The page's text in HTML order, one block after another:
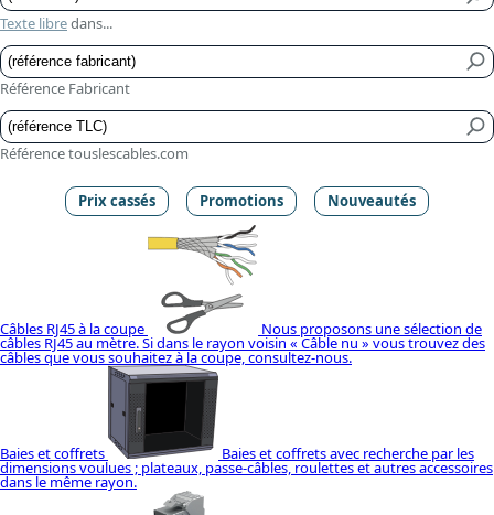
Texte libredans...
Référence Fabricant
Référence touslescables.com
Prix cassés Promotions Nouveautés
Câbles RJ45 à la coupe Nous proposons une sélection de
câbles RJ45 au mètre. Si dans le rayon voisin « Câble nu » vous trouvez des
câbles que vous souhaitez à la coupe, consultez-nous.
Baies et coffrets Baies et coffrets avec recherche par les
dimensions voulues ; plateaux, passe-câbles, roulettes et autres accessoires
dans le même rayon.